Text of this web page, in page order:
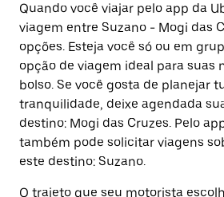
Quando você viajar pelo app da
viagem entre Suzano - Mogi das
opções. Esteja você só ou em
opção de viagem ideal para suas
bolso. Se você gosta de planejar
tranquilidade, deixe agendada
destino: Mogi das Cruzes. Pelo
também pode solicitar viagens
este destino: Suzano.
O trajeto que seu motorista